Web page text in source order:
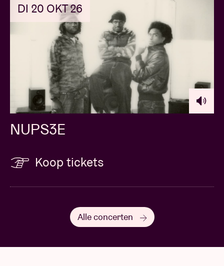
DI 20 OKT 26
NUPS3E
Koop tickets
Alle concerten